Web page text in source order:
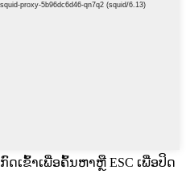
ກົດເຂົ້າເພື່ອຄົ້ນຫາຫຼື ESC ເພື່ອປິດ